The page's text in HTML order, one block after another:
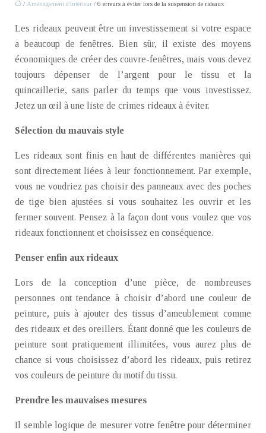
/ Aménagement d'intérieur / 6 erreurs à éviter lors de la suspension de rideaux
Les rideaux peuvent être un investissement si votre espace
a beaucoup de fenêtres. Bien sûr, il existe des moyens
économiques de créer des couvre-fenêtres, mais vous devez
toujours dépenser de l’argent pour le tissu et la
quincaillerie, sans parler du temps que vous investissez.
Jetez un œil à une liste de crimes rideaux à éviter.
Sélection du mauvais style
Les rideaux sont finis en haut de différentes manières qui
sont directement liées à leur fonctionnement. Par exemple,
vous ne voudriez pas choisir des panneaux avec des poches
de tige bien ajustées si vous souhaitez les ouvrir et les
fermer souvent. Pensez à la façon dont vous voulez que vos
rideaux fonctionnent et choisissez en conséquence.
Penser enfin aux rideaux
Lors de la conception d’une pièce, de nombreuses
personnes ont tendance à choisir d’abord une couleur de
peinture, puis à ajouter des tissus d’ameublement comme
des rideaux et des oreillers. Étant donné que les couleurs de
peinture sont pratiquement illimitées, vous aurez plus de
chance si vous choisissez d’abord les rideaux, puis retirez
vos couleurs de peinture du motif du tissu.
Prendre les mauvaises mesures
Il semble logique de mesurer votre fenêtre pour déterminer